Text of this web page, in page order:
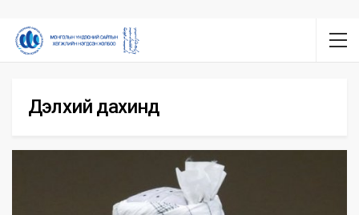
Дэлхий дахинд